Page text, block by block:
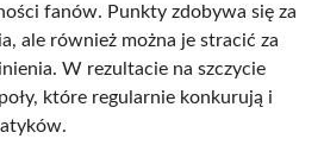
fanów. Punkty zdobywa się za
ale również można je stracić za
W rezultacie na szczycie
które regularnie konkurują i